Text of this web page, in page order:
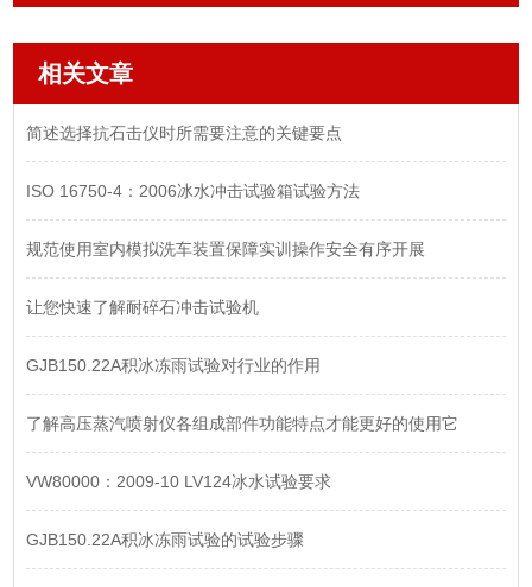
相关文章
简述选择抗石击仪时所需要注意的关键要点
ISO 16750-4：2006冰水冲击试验箱试验方法
规范使用室内模拟洗车装置保障实训操作安全有序开展
让您快速了解耐碎石冲击试验机
GJB150.22A积冰冻雨试验对行业的作用
了解高压蒸汽喷射仪各组成部件功能特点才能更好的使用它
VW80000：2009-10 LV124冰水试验要求
GJB150.22A积冰冻雨试验的试验步骤